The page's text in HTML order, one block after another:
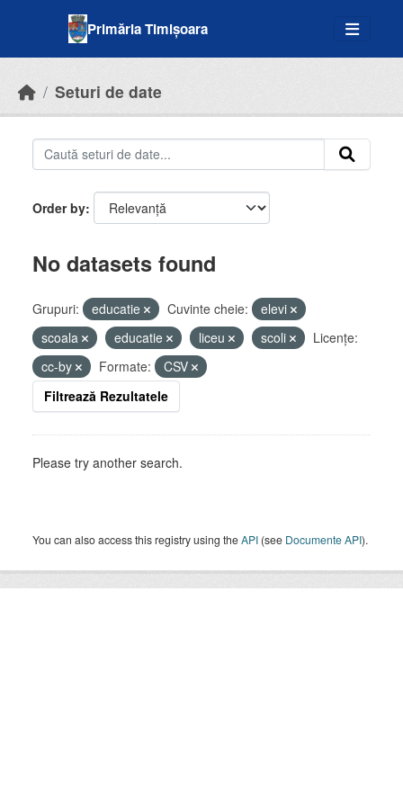
Primăria Timișoara
Seturi de date
Order by
No datasets found
Grupuri: educatie Cuvinte cheie:
elevi
scoala
educatie liceu scoli
Licenţe:
cc-by
Formate:
CSV
Filtrează Rezultatele
Please try another search.
You can also access this registry using theAPI (see Documente API).